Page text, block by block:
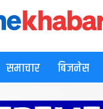
समाचार बिजनेस